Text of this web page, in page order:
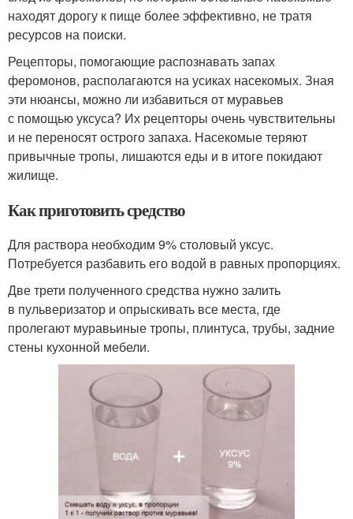
находят дорогу к пище более эффективно, не тратя
ресурсов на поиски.
Рецепторы, помогающие распознавать запах
феромонов, располагаются на усиках насекомых. Зная
эти нюансы, можно ли избавиться от муравьев
с помощью уксуса? Их рецепторы очень чувствительны
и не переносят острого запаха. Насекомые теряют
привычные тропы, лишаются еды и в итоге покидают
жилище.
Как приготовить средство
Для раствора необходим 9% столовый уксус.
Потребуется разбавить его водой в равных пропорциях.
Две трети полученного средства нужно залить
в пульверизатор и опрыскивать все места, где
пролегают муравьиные тропы, плинтуса, трубы, задние
стены кухонной мебели.